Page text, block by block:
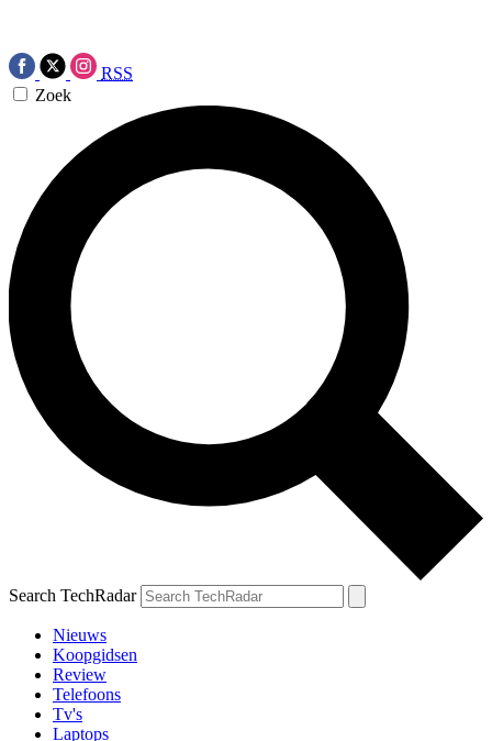
RSS
Zoek
Search TechRadar
Nieuws
Koopgidsen
Review
Telefoons
Tv's
Laptops